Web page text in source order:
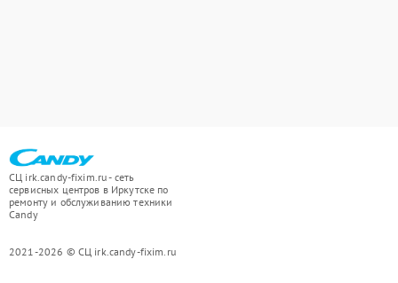
СЦ irk.candy-fixim.ru - сеть
сервисных центров в Иркутске по
ремонту и обслуживанию техники
Candy
2021-2026 © СЦ irk.candy-fixim.ru